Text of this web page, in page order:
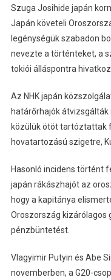
Szuga Josihide japán
Japán követeli
legénységük szabadon
nevezte a történteket, a
tokiói álláspontra
Az NHK japán
határőrhajók
közülük ötöt tartóztattak
hovatartozású szigetre,
Hasonló incidens történt
japán rákászhajót az
hogy a kapitánya
Oroszország kizárólagos
pénzbüntetést.
Vlagyimir Putyin és Abe
novemberben, a G20-